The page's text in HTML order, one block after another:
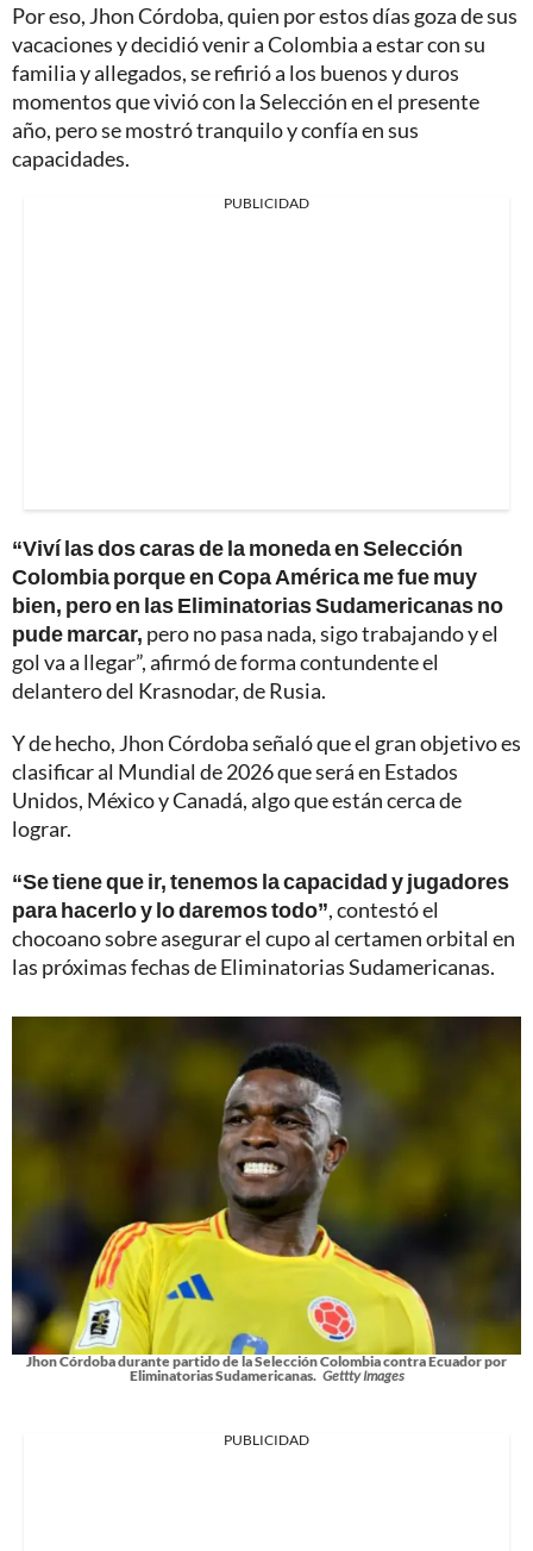
Por eso, Jhon Córdoba, quien por estos días goza de sus
vacaciones y decidió venir a Colombia a estar con su
familia y allegados, se refirió a los buenos y duros
momentos que vivió con la Selección en el presente
año, pero se mostró tranquilo y confía en sus
capacidades.
PUBLICIDAD
“Viví las dos caras de la moneda en Selección
Colombia porque en Copa América me fue muy
bien, pero en las Eliminatorias Sudamericanas no
pude marcar, pero no pasa nada, sigo trabajando y el
gol va a llegar”, afirmó de forma contundente el
delantero del Krasnodar, de Rusia.
Y de hecho, Jhon Córdoba señaló que el gran objetivo es
clasificar al Mundial de 2026 que será en Estados
Unidos, México y Canadá, algo que están cerca de
lograr.
“Se tiene que ir, tenemos la capacidad y jugadores
para hacerlo y lo daremos todo”, contestó el
chocoano sobre asegurar el cupo al certamen orbital en
las próximas fechas de Eliminatorias Sudamericanas.
Jhon Córdoba durante partido de la Selección Colombia contra Ecuador por
Eliminatorias Sudamericanas. Gettty Images
PUBLICIDAD